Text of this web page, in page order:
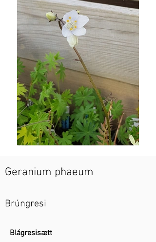
Geranium phaeum
Brúngresi
Blágresisætt